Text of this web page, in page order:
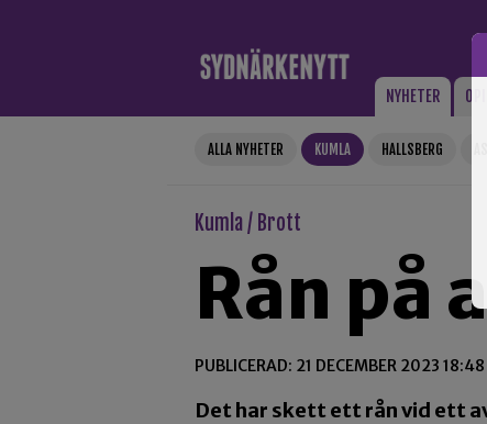
NYHETER
ALLA NYHETER KUMLA HALLSBERG
Kumla / Brott
Rån på
PUBLICERAD: 21 DECEMBER 2023 18:48
Det har skett ett rån vid ett